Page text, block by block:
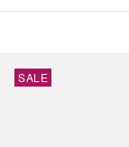
SALE